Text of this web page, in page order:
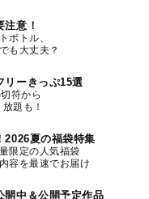
注意！
ボトル、
も大丈夫？
リーきっぷ15選
符から
題も！
2026夏の福袋特集
限定の人気福袋
容を最速でお届け
開中＆公開予定作品